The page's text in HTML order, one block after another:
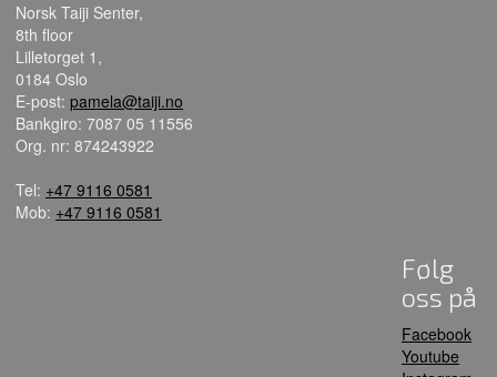
Norsk Taiji Senter,
8th floor
Lilletorget 1,
0184 Oslo
E-post: pamela@taiji.no
Bankgiro: 7087 05 11556
Org. nr: 874243922
Tel: +47 9116 0581
Mob: +47 9116 0581
Følg
oss på
Facebook
Youtube